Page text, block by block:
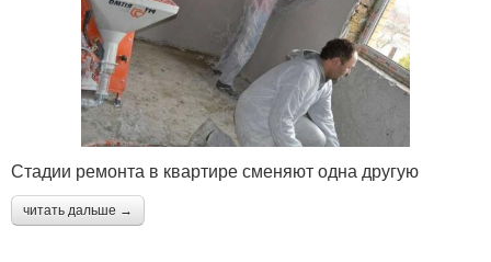
Стадии ремонта в квартире сменяют одна другую
читать дальше →